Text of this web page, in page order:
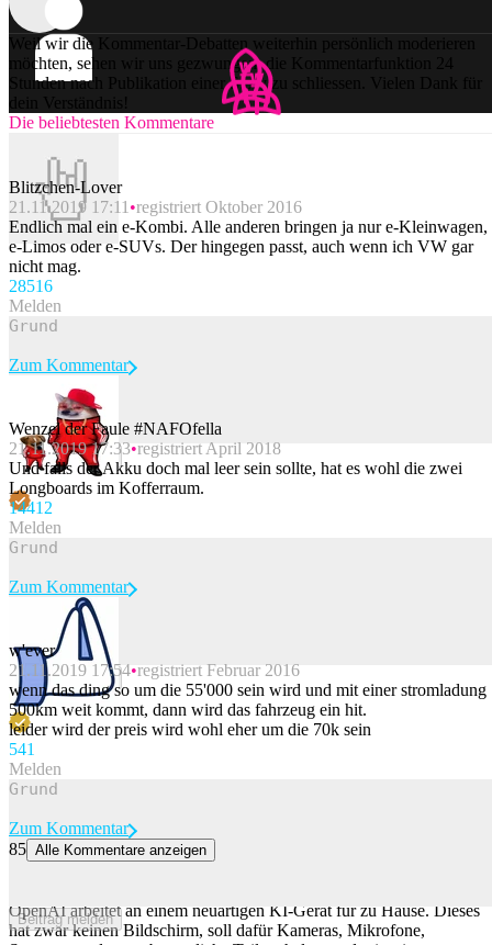
Weil wir die Kommentar-Debatten weiterhin persönlich moderieren
möchten, sehen wir uns gezwungen, die Kommentarfunktion 24
Stunden nach Publikation einer Story zu schliessen. Vielen Dank für
dein Verständnis!
Die beliebtesten Kommentare
Blitzchen-Lover
21.11.2019 17:11 registriert Oktober 2016
Endlich mal ein e-Kombi. Alle anderen bringen ja nur e-Kleinwagen,
e-Limos oder e-SUVs. Der hingegen passt, auch wenn ich VW gar
nicht mag.
28516
Melden
Beitrag melden
Zum Kommentar
Wenzel der Faule #NAFOfella
21.11.2019 17:33 registriert April 2018
Und falls der Akku doch mal leer sein sollte, hat es wohl die zwei
Longboards im Kofferraum.
14412
Melden
Beitrag melden
Zum Kommentar
w'ever
21.11.2019 17:54 registriert Februar 2016
wenn das ding so um die 55'000 sein wird und mit einer stromladung
500km weit kommt, dann wird das fahrzeug ein hit.
leider wird der preis wird wohl eher um die 70k sein
541
Melden
Beitrag melden
Zum Kommentar
85 Alle Kommentare anzeigen
OpenAI arbeitet an einem neuartigen KI-Gerät für zu Hause. Dieses
hat zwar keinen Bildschirm, soll dafür Kameras, Mikrofone,